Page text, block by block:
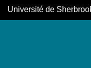
Université de